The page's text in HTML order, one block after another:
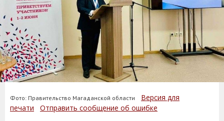
Фото: Правительство Магаданской области Версия для
печати
Отправить сообщение об ошибке